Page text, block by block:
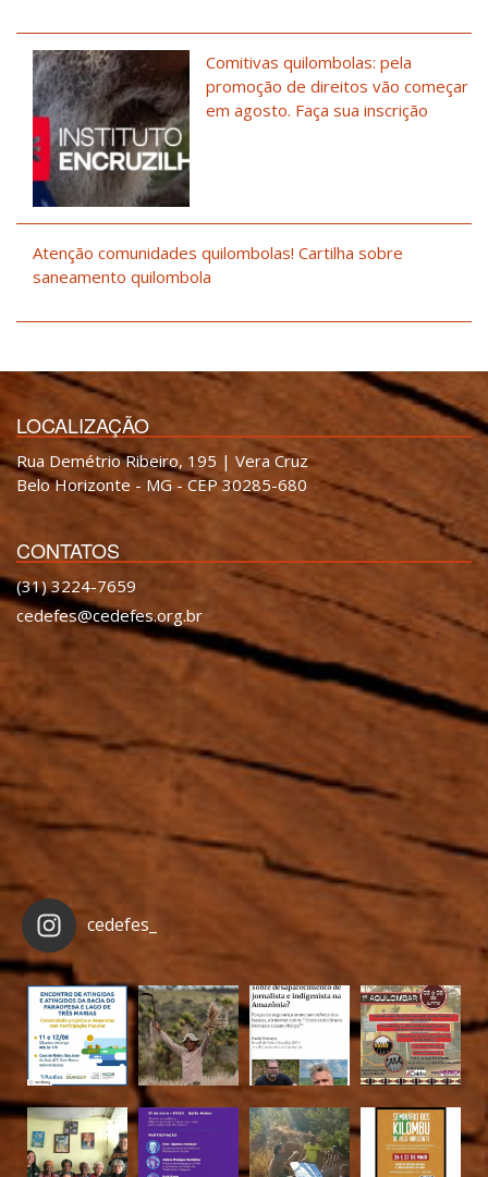
Comitivas quilombolas: pela
promoção de direitos vão começar
em agosto. Faça sua inscrição
Atenção comunidades quilombolas! Cartilha sobre
saneamento quilombola
LOCALIZAÇÃO
Rua Demétrio Ribeiro, 195 | Vera Cruz
Belo Horizonte - MG - CEP 30285-680
CONTATOS
(31) 3224-7659
cedefes@cedefes.org.br
cedefes_